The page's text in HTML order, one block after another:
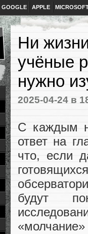
GOOGLE APPLE
Ни
учёные
нужно
2025-04-24 в
С каждым
ответ на
что, если
будут